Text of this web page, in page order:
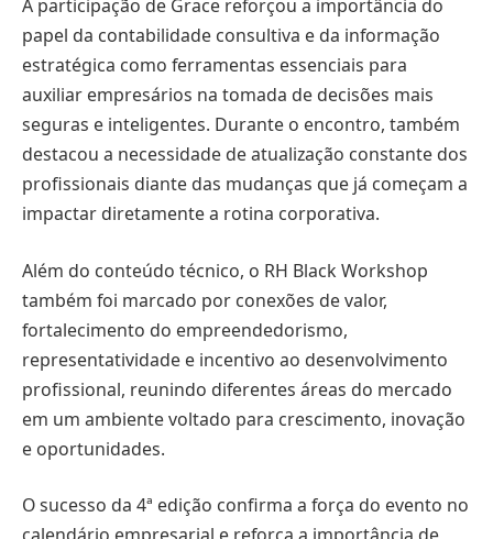
A participação de Grace reforçou a importância do
papel da contabilidade consultiva e da informação
estratégica como ferramentas essenciais para
auxiliar empresários na tomada de decisões mais
seguras e inteligentes. Durante o encontro, também
destacou a necessidade de atualização constante dos
profissionais diante das mudanças que já começam a
impactar diretamente a rotina corporativa.
Além do conteúdo técnico, o RH Black Workshop
também foi marcado por conexões de valor,
fortalecimento do empreendedorismo,
representatividade e incentivo ao desenvolvimento
profissional, reunindo diferentes áreas do mercado
em um ambiente voltado para crescimento, inovação
e oportunidades.
O sucesso da 4ª edição confirma a força do evento no